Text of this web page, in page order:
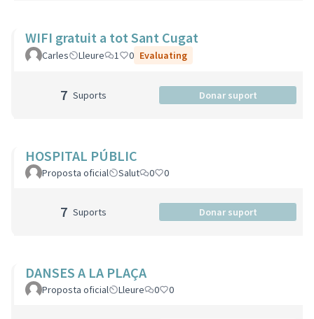
WIFI gratuit a tot Sant Cugat
Carles Lleure 1 0 Evaluating
7 Suports Donar suport
HOSPITAL PÚBLIC
Proposta oficial Salut 0 0
7 Suports Donar suport
DANSES A LA PLAÇA
Proposta oficial Lleure 0 0